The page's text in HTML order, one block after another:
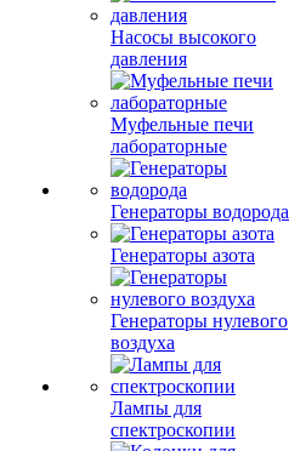
Насосы высокого
давления
Муфельные печи
лабораторные
Генераторы водорода
Генераторы азота
Генераторы нулевого
воздуха
Лампы для
спектроскопии